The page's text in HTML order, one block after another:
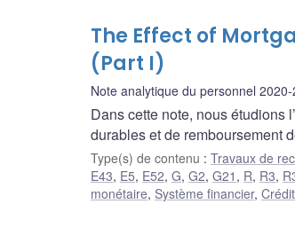
The Effect of
(Part I)
Note analytique du personnel 2020-
Dans cette note, nous étudions
durables et de remboursement
Type(s) de contenu : Travaux de
E43, E5, E52, G, G2, G21 , R, R3,
monétaire, Système financier,